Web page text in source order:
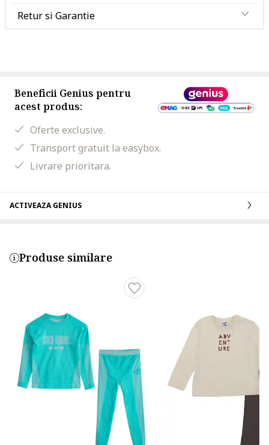
Retur si Garantie
Beneficii Genius pentru
acest produs:
Oferte exclusive.
Transport gratuit la easybox.
Livrare prioritara.
ACTIVEAZA GENIUS
Produse similare